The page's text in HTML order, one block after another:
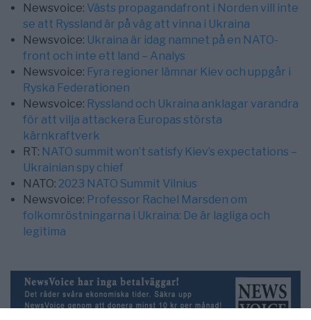
Newsvoice: Västs propagandafront i Norden vill inte
se att Ryssland är på väg att vinna i Ukraina
Newsvoice: Ukraina är idag namnet på en NATO-
front och inte ett land – Analys
Newsvoice: Fyra regioner lämnar Kiev och uppgår i
Ryska Federationen
Newsvoice: Ryssland och Ukraina anklagar varandra
för att vilja attackera Europas största
kärnkraftverk
RT: NATO summit won’t satisfy Kiev’s expectations –
Ukrainian spy chief
NATO: 2023 NATO Summit Vilnius
Newsvoice: Professor Rachel Marsden om
folkomröstningarna i Ukraina: De är lagliga och
legitima